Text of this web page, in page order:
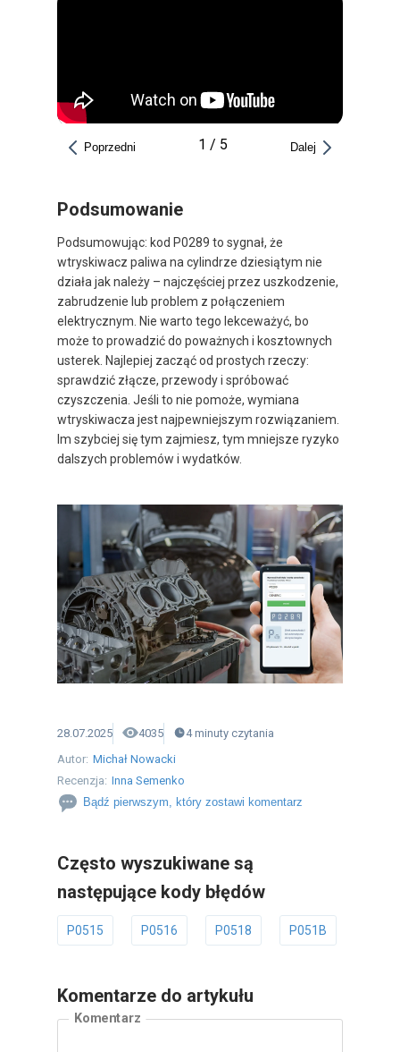
Poprzedni 1 / 5 Dalej
Podsumowanie
Podsumowując: kod P0289 to sygnał, że
wtryskiwacz paliwa na cylindrze dziesiątym nie
działa jak należy – najczęściej przez uszkodzenie,
zabrudzenie lub problem z połączeniem
elektrycznym. Nie warto tego lekceważyć, bo
może to prowadzić do poważnych i kosztownych
usterek. Najlepiej zacząć od prostych rzeczy:
sprawdzić złącze, przewody i spróbować
czyszczenia. Jeśli to nie pomoże, wymiana
wtryskiwacza jest najpewniejszym rozwiązaniem.
Im szybciej się tym zajmiesz, tym mniejsze ryzyko
dalszych problemów i wydatków.
28.07.2025 4035 4 minuty czytania
Autor: Michał Nowacki
Recenzja: Inna Semenko
Bądź pierwszym, który zostawi komentarz
Często wyszukiwane są
następujące kody błędów
P0515 P0516 P0518 P051B
Komentarze do artykułu
Komentarz